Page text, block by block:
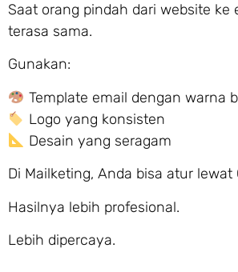
Saat orang pindah dari website ke
terasa sama.
Gunakan:
Template email dengan warna
Logo yang konsisten
Desain yang seragam
Di Mailketing, Anda bisa atur lewat
Hasilnya lebih profesional.
Lebih dipercaya.